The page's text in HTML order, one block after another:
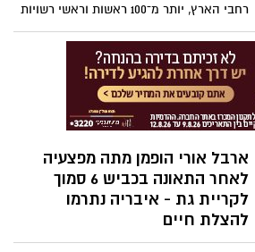
מאמצים משותפים ודחיפה עיקשת מצדנו,
למען שמירה על המרחב הכפרי של מדינת
ישראל.
רחבי הארץ, יותר מ־100 ראשות וראשי רשויות
חתמו על גילוי דעת משותף הקורא לעצור את
החקיקה שתאפשר, לדבריהם, השתמטות
משירות צבאי ותפגע בעקרון השוויון בנטל.
ארבל אורי הופמן מתה מפצעיה
לאחר התאונה בכביש 6 סמוך
לקריית גת - איבריה נתרמו
להצלת חיים
ארבל אורי הופמן, בת 4 ממושב תקומה,